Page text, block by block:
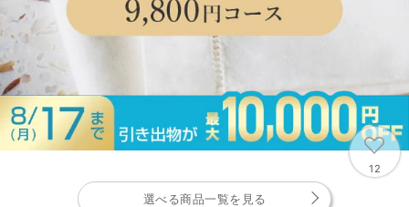
12
選べる商品一覧を見る